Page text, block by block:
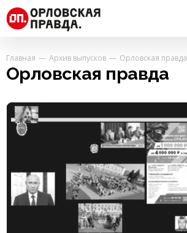
Главная Архив выпусков Орловская правда
Орловская правда